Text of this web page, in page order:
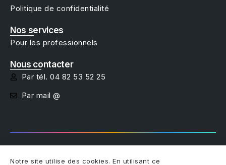
Politique de confidentialité
Nos services
Pour les professionnels
Nous contacter
Par tél. 04 82 53 52 25
Par mail @
Notre site utilise des cookies. En utilisant ce